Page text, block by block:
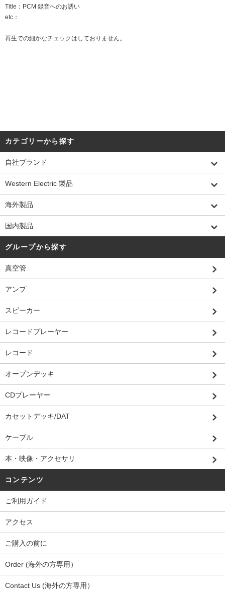
Title：PCM 録音へのお誘い
etc：
再生での細かなチェックはしておりません。
カテゴリーから探す
自社ブランド
Western Electric 製品
海外製品
国内製品
グループから探す
真空管
アンプ
スピーカー
レコードプレーヤー
レコード
オープンデッキ
CDプレーヤー
カセットデッキ/DAT
ケーブル
本・映像・アクセサリ
コンテンツ
ご利用ガイド
アクセス
ご購入の前に
Order (海外の方専用）
Contact Us (海外の方専用）